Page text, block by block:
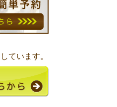
ています。